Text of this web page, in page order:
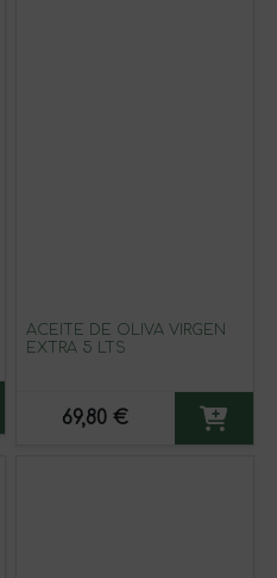
ACEITE DE OLIVA VIRGEN
EXTRA 5 LTS
69,80 €